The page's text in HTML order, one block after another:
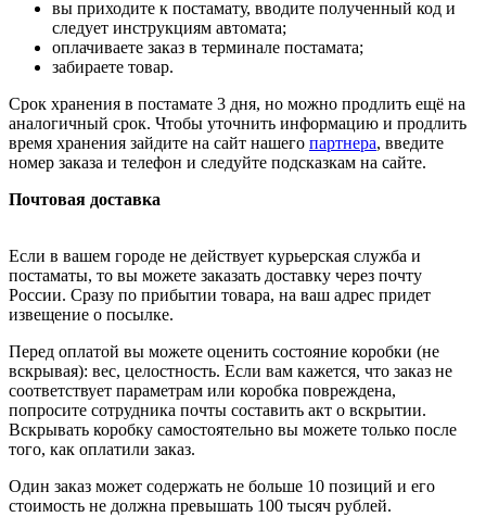
вы приходите к постамату, вводите полученный код и
следует инструкциям автомата;
оплачиваете заказ в терминале постамата;
забираете товар.
Срок хранения в постамате 3 дня, но можно продлить ещё на
аналогичный срок. Чтобы уточнить информацию и продлить
время хранения зайдите на сайт нашего партнера, введите
номер заказа и телефон и следуйте подсказкам на сайте.
Почтовая доставка
Если в вашем городе не действует курьерская служба и
постаматы, то вы можете заказать доставку через почту
России. Сразу по прибытии товара, на ваш адрес придет
извещение о посылке.
Перед оплатой вы можете оценить состояние коробки (не
вскрывая): вес, целостность. Если вам кажется, что заказ не
соответствует параметрам или коробка повреждена,
попросите сотрудника почты составить акт о вскрытии.
Вскрывать коробку самостоятельно вы можете только после
того, как оплатили заказ.
Один заказ может содержать не больше 10 позиций и его
стоимость не должна превышать 100 тысяч рублей.